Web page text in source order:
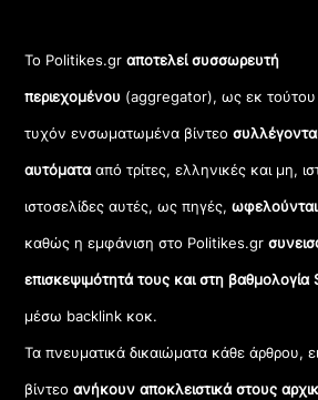
Το Politikes.grαποτελεί συσσωρευτή
περιεχομένου (aggregator), ως εκ τούτου
τυχόν ενσωματωμένα βίντεο
αυτόματααπό τρίτες, ελληνικές και μη,
ιστοσελίδες αυτές, ως πηγές,
καθώς η εμφάνιση στο Politikes.gr
επισκεψιμότητά τους και στη βαθμολογία
μέσω backlink κοκ.
Τα πνευματικά δικαιώματα κάθε άρθρου,
βίντεοανήκουν αποκλειστικά στους